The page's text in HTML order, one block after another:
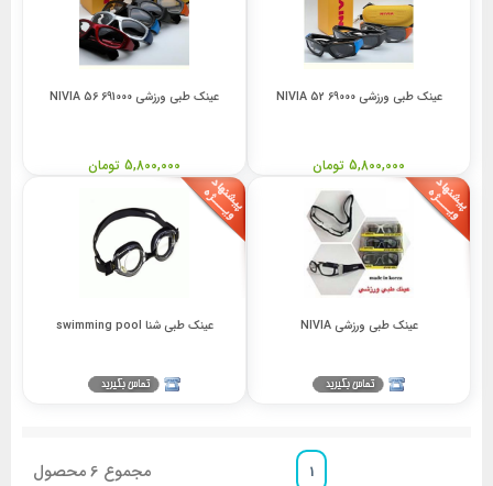
عینک طبی ورزشی 69000 52 NIVIA
5,800,000 تومان
عینک طبی ورزشی 691000 56 NIVIA
5,800,000 تومان
عینک طبی ورزشی NIVIA عینک طبی شنا swimming pool
1 مجموع 6محصول